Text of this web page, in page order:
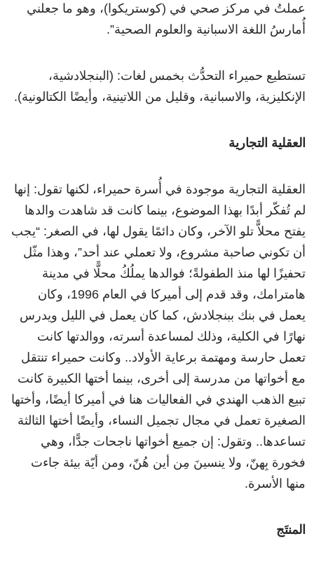
عملتُ في مركز صحي في (كوستريكوا)، وهو ما جعلني
أُمارسُ اللغة الاسبانية والعلوم الصحية”.
تستطيع حميراء التحدُّث بخمس لغات: (البنجلادشية،
الإنكليزية، والاسبانية، وقليل من اللاتينية، وأيضًا الكتالونية).
العقلية التجارية
العقلية التجارية موجودة في أُسرة حميراء، لكنها تقول: إنها
لم تُفكّر أبدًا بهذا الموضوع، بينما كانت قد شاهدت والدها
يفتح محلاًّ تلو الآخر، وكان دائمًا يقول لها، في الصغر: “يجب
أن تكوني صاحبة مشروع، ولا تعملي عند أحد”، وهذا مثّل
تحفيزًا لها منذ الطفولةً؛ فوالدها يملُكُ محلًّا في مدينة
هامترامك، وقد قدم إلى أميركا في العام 1996، وكان
يعمل في بنك ببنجلادش، كما كان يعمل في الليل ويدرس
نهارًا في الكلية، وذلك لمساعدة أسرته، ووالدتها كانت
تعمل حارسة ومهتمة برعاية الأولاد.. وكانت حميراء تنتقل
مع أخواتها من مدرسة إلى أخرى، بينما أختها الكبيرة كانت
تبيع الذهب الهندي في الفعاليات هنا في أميركا أيضًا، وأختها
الصغيرة تعمل في مجال تجميل النساء، وأيضًا أختها الثالثة
تساعدها.. وتقول: إن جميع أخواتها ناجحات جدًّا، وهي
فخورة بِهنّ، ولا ينسينَ مِن أين هُنّ، ومن أيّة بيئة جاءت
منها الأسرة.
المنتَج